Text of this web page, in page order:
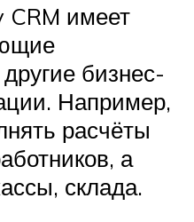
имеет
бизнес-
Например,
расчёты
а
склада.